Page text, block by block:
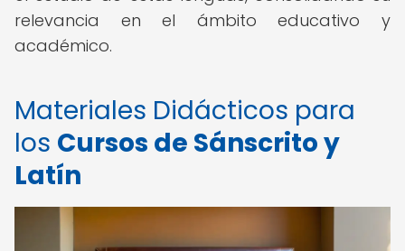
relevancia en el ámbito educativo y
académico.
Materiales Didácticos para
los Cursos de Sánscrito y
Latín